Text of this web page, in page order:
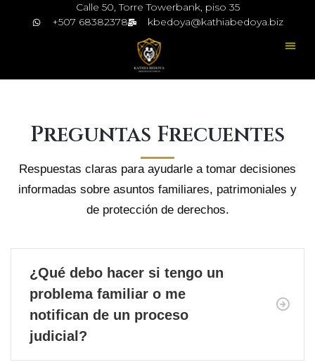
Calle 50, Torre Towerbank, piso 35
+507 68382378
kbedoya@kathiabedoya.biz
Preguntas Frecuentes
Respuestas claras para ayudarle a tomar decisiones
informadas sobre asuntos familiares, patrimoniales y
de protección de derechos.
¿Qué debo hacer si tengo un
problema familiar o me
notifican de un proceso
judicial?